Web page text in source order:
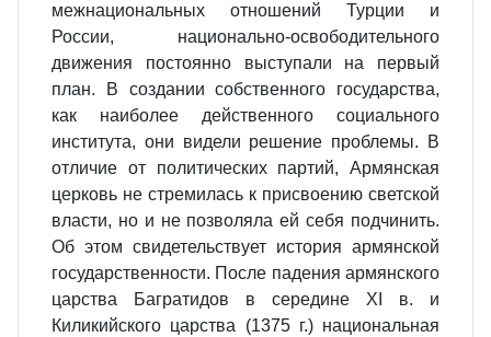
межнациональных отношений Турции и
России, национально-освободительного
движения постоянно выступали на первый
план. В создании собственного государства,
как наиболее действенного социального
института, они видели решение проблемы. В
отличие от политических партий, Армянская
церковь не стремилась к присвоению светской
власти, но и не позволяла ей себя подчинить.
Об этом свидетельствует история армянской
государственности. После падения армянского
царства Багратидов в середине ХI в. и
Киликийского царства (1375 г.) национальная